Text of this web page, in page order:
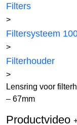
Filters
>
Filtersysteem
>
Filterhouder
>
Lensring voor
– 67mm
Productvideo